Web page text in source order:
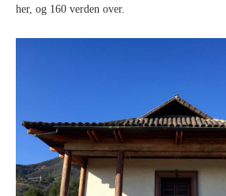
her, og 160 verden over.